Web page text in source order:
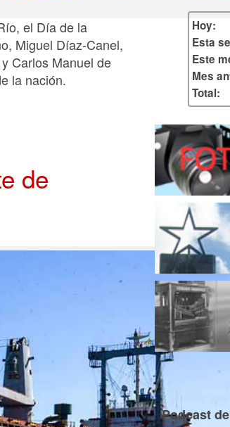
el Día de la
Miguel Díaz-Canel,
Carlos Manuel de
la nación.
de
Hoy:
Esta
Este
Mes
Total:
Podcast